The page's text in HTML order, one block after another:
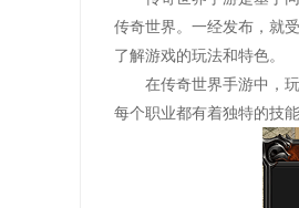
传奇世界。一经发布，就
了解游戏的玩法和特色。
在传奇世界手游中，
每个职业都有着独特的技